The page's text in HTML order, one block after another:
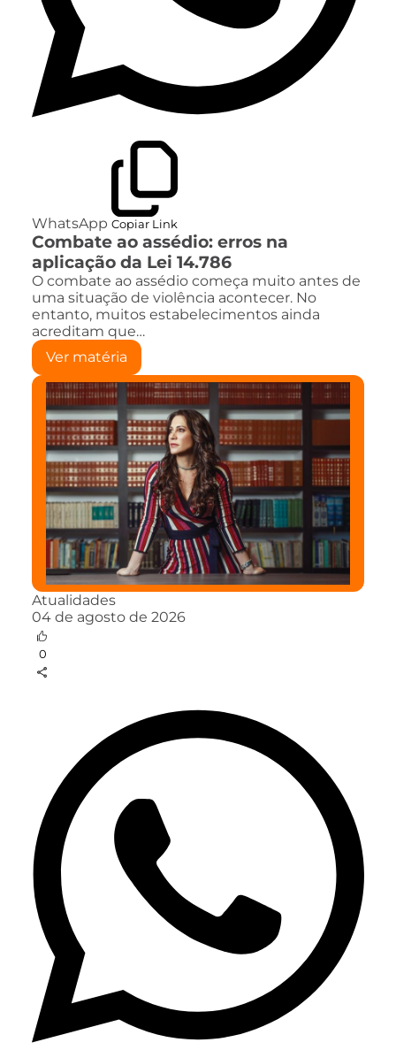
WhatsApp Copiar Link
Combate ao assédio: erros na
aplicação da Lei 14.786
O combate ao assédio começa muito antes de
uma situação de violência acontecer. No
entanto, muitos estabelecimentos ainda
acreditam que…
Ver matéria
Atualidades
04 de agosto de 2026
0